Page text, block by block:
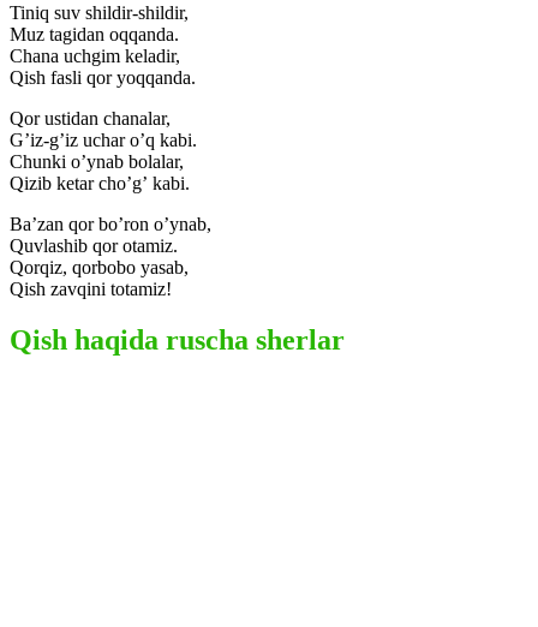
Tiniq suv shildir-shildir,
Muz tagidan oqqanda.
Chana uchgim keladir,
Qish fasli qor yoqqanda.
Qor ustidan chanalar,
Gʼiz-gʼiz uchar oʼq kabi.
Chunki oʼynab bolalar,
Qizib ketar choʼgʼ kabi.
Baʼzan qor boʼron oʼynab,
Quvlashib qor otamiz.
Qorqiz, qorbobo yasab,
Qish zavqini totamiz!
Qish haqida ruscha sherlar